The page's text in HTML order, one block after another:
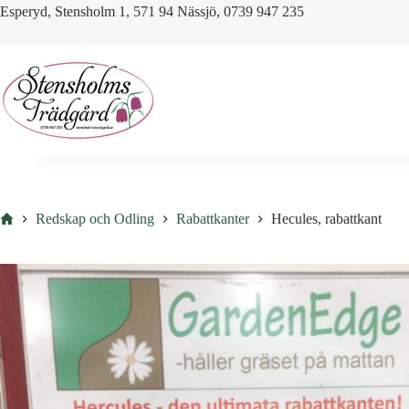
Skip
Esperyd, Stensholm 1, 571 94 Nässjö, 0739 947 235
HemRedskap och Odling Rabattkanter Hecules, rabattkant